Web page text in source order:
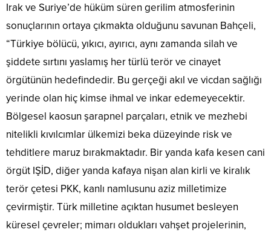
Irak ve Suriye’de hüküm süren gerilim atmosferinin
sonuçlarının ortaya çıkmakta olduğunu savunan Bahçeli,
“Türkiye bölücü, yıkıcı, ayırıcı, aynı zamanda silah ve
şiddete sırtını yaslamış her türlü terör ve cinayet
örgütünün hedefindedir. Bu gerçeği akıl ve vicdan sağlığı
yerinde olan hiç kimse ihmal ve inkar edemeyecektir.
Bölgesel kaosun şarapnel parçaları, etnik ve mezhebi
nitelikli kıvılcımlar ülkemizi beka düzeyinde risk ve
tehditlere maruz bırakmaktadır. Bir yanda kafa kesen cani
örgüt IŞİD, diğer yanda kafaya nişan alan kirli ve kiralık
terör çetesi PKK, kanlı namlusunu aziz milletimize
çevirmiştir. Türk milletine açıktan husumet besleyen
küresel çevreler; mimarı oldukları vahşet projelerinin,